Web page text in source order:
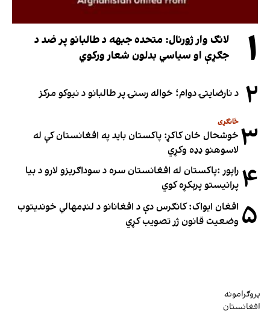
۱
لانګ وار ژورنال: متحده جبهه د طالبانو پر ضد د
جګړې او سیاسي بدلون شعار ورکوي
۲ د نارضایتۍ دوام؛ خواله رسنۍ پر طالبانو د نیوکو مرکز
۳ ځانګړی
خوشحال خان کاکړ: پاکستان بايد په افغانستان کې له
لاسوهنو ډډه وکړي
۴ راپور :پاکستان له افغانستان سره د سوداګریزو لارو د بیا
پرانیستو پرېکړه کوي
۵ افغان ایواک: کانګرس دې د افغانانو د لنډمهالي خوندیتوب
وضعیت قانون ژر تصویب کړي
پروګرامونه
افغانستان